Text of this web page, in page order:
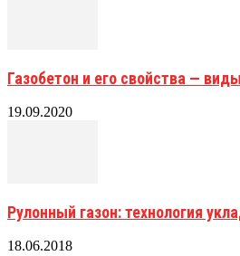
Газобетон и его свойства —
19.09.2020
Рулонный газон: технология
18.06.2018